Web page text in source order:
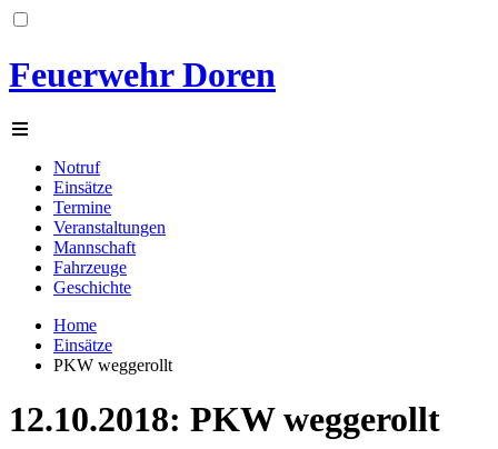
Feuerwehr Doren
Notruf
Einsätze
Termine
Veranstaltungen
Mannschaft
Fahrzeuge
Geschichte
Home
Einsätze
PKW weggerollt
12.10.2018: PKW weggerollt